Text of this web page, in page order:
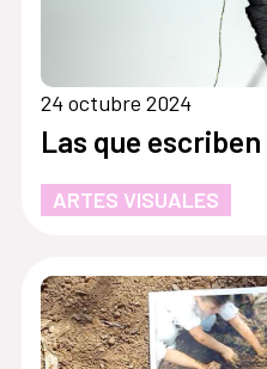
24 octubre 2024
Las que
ARTES VISUALES